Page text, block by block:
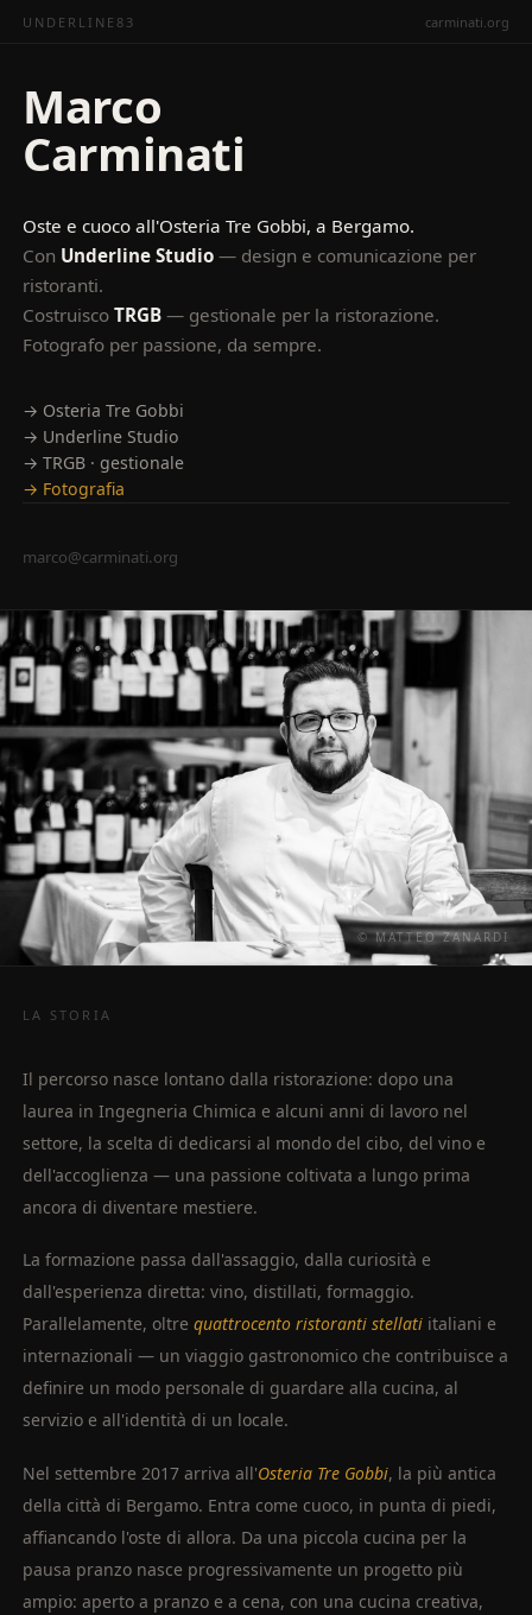
UNDERLINE83 carminati.org
Marco
Carminati
Oste e cuoco all'Osteria Tre Gobbi, a Bergamo.
Con Underline Studio — design e comunicazione per
ristoranti.
CostruiscoTRGB — gestionale per la ristorazione.
Fotografo per passione, da sempre.
→ Osteria Tre Gobbi
→ Underline Studio
→ TRGB · gestionale
→ Fotografia
marco@carminati.org
© MATTEO ZANARDI
LA STORIA
Il percorso nasce lontano dalla ristorazione: dopo una
laurea in Ingegneria Chimica e alcuni anni di lavoro nel
settore, la scelta di dedicarsi al mondo del cibo, del vino e
dell'accoglienza — una passione coltivata a lungo prima
ancora di diventare mestiere.
La formazione passa dall'assaggio, dalla curiosità e
dall'esperienza diretta: vino, distillati, formaggio.
Parallelamente, oltrequattrocento ristoranti stellati italiani e
internazionali — un viaggio gastronomico che contribuisce a
definire un modo personale di guardare alla cucina, al
servizio e all'identità di un locale.
Nel settembre 2017 arriva all'Osteria Tre Gobbi, la più antica
della città di Bergamo. Entra come cuoco, in punta di piedi,
affiancando l'oste di allora. Da una piccola cucina per la
pausa pranzo nasce progressivamente un progetto più
ampio: aperto a pranzo e a cena, con una cucina creativa,